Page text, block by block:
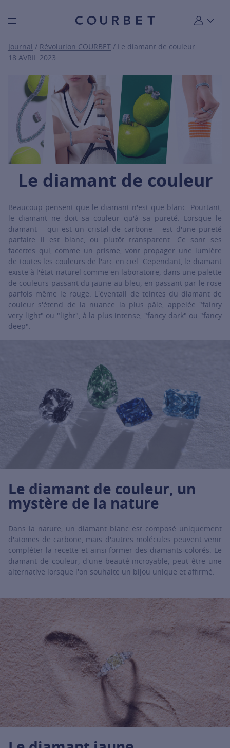
Burger toggle menu Mon
Journal / Révolution COURBET / Le diamant de couleur
18 AVRIL 2023
Le diamant de couleur
Beaucoup pensent que le diamant n'est que blanc. Pourtant,
le diamant ne doit sa couleur qu'à sa pureté. Lorsque le
diamant – qui est un cristal de carbone – est d'une pureté
parfaite il est blanc, ou plutôt transparent. Ce sont ses
facettes qui, comme un prisme, vont propager une lumière
de toutes les couleurs de l'arc en ciel. Cependant, le diamant
existe à l'état naturel comme en laboratoire, dans une palette
de couleurs passant du jaune au bleu, en passant par le rose
parfois même le rouge. L'éventail de teintes du diamant de
couleur s'étend de la nuance la plus pâle, appelée "fainty
very light" ou "light", à la plus intense, "fancy dark" ou "fancy
deep".
Le diamant de couleur, un
mystère de la nature
Dans la nature, un diamant blanc est composé uniquement
d'atomes de carbone, mais d'autres molécules peuvent venir
compléter la recette et ainsi former des diamants colorés. Le
diamant de couleur, d'une beauté incroyable, peut être une
alternative lorsque l'on souhaite un bijou unique et affirmé.
For more information about it, click on the following link